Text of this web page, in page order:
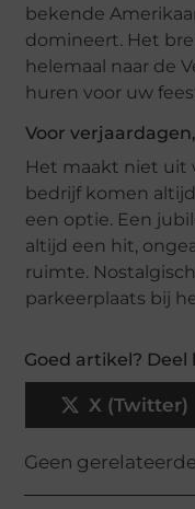
bekende
domineert. Het
helemaal naar de
huren voor uw
Voor
Het maakt niet uit
bedrijf komen
een optie. Een
altijd een hit,
ruimte.
parkeerplaats bij
Goed artikel? Deel
X (Twitter)
Geen